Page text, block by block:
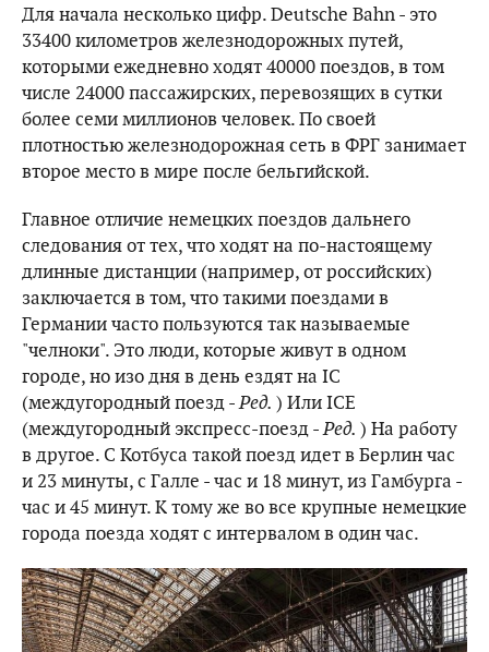
Для начала несколько цифр. Deutsche Bahn - это
33400 километров железнодорожных путей,
которыми ежедневно ходят 40000 поездов, в том
числе 24000 пассажирских, перевозящих в сутки
более семи миллионов человек. По своей
плотностью железнодорожная сеть в ФРГ занимает
второе место в мире после бельгийской.
Главное отличие немецких поездов дальнего
следования от тех, что ходят на по-настоящему
длинные дистанции (например, от российских)
заключается в том, что такими поездами в
Германии часто пользуются так называемые
"челноки". Это люди, которые живут в одном
городе, но изо дня в день ездят на IC
(междугородный поезд -Ред. ) Или ICE
(междугородный экспресс-поезд -Ред. ) На работу
в другое. С Котбуса такой поезд идет в Берлин час
и 23 минуты, с Галле - час и 18 минут, из Гамбурга -
час и 45 минут. К тому же во все крупные немецкие
города поезда ходят с интервалом в один час.